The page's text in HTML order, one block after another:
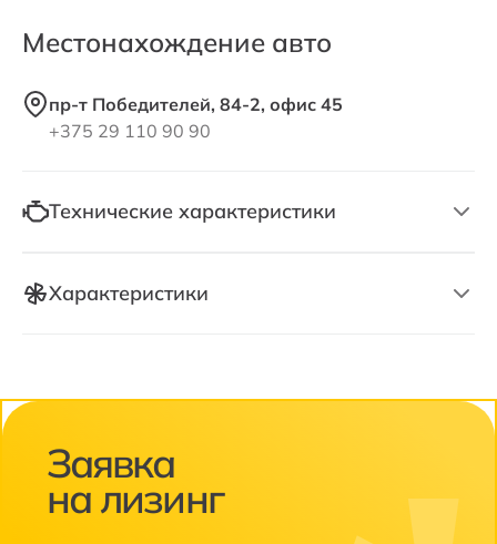
Местонахождение авто
пр-т Победителей, 84-2, офис 45
+375 29 110 90 90
Технические характеристики
Тип двигателя
Объем двигателя
полный
Характеристики
Заявка
на лизинг